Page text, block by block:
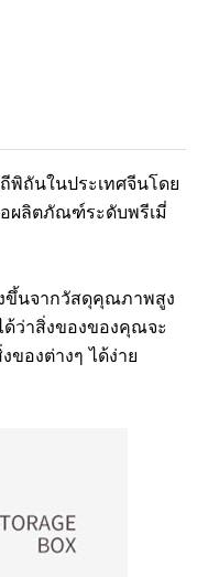
พิถันในประเทศจีนโดย
ผลิตภัณฑ์ระดับพรีเมี่
ขึ้นจากวัสดุคุณภาพสูง
ว่าสิ่งของของคุณจะ
องต่างๆ ได้ง่าย